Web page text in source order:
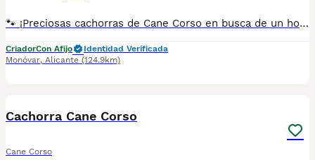
🐾 ¡Preciosas cachorras de Cane Corso en busca de un hogar! ¿Buscas una compañera fiel, inteligente y con un carácter excepcional? Tenemos disponibles 2 preciosas hembras de Cane Corso: 🖤 1 de color negro 🩶 1 de color gris Las cachorras se entregan con toda la documentación en regla: ✔️ LOE ✔️ Pedigrí ✔️ Microchip ✔️ Pasaporte veterinario europeo ✔️ Vacunas al día según su edad ✔️ Desparasitaciones realizadas según su edad ✔️ Certificado veterinario de buena salud Criadas con dedicación, socializadas y listas para formar parte de una familia responsable. 📍 Estamos en Monóvar (Alicante). 📲 WhatsApp: 34 607 268 712 Si deseas más información, fotos o vídeos, no dudes en contactar. ¡Solo buscamos los mejores hogares para ellas!
CriadorCon Afijo
Identidad Verificada
Monóvar, Alicante (124.9km)
Cachorra Cane Corso
Cane Corso